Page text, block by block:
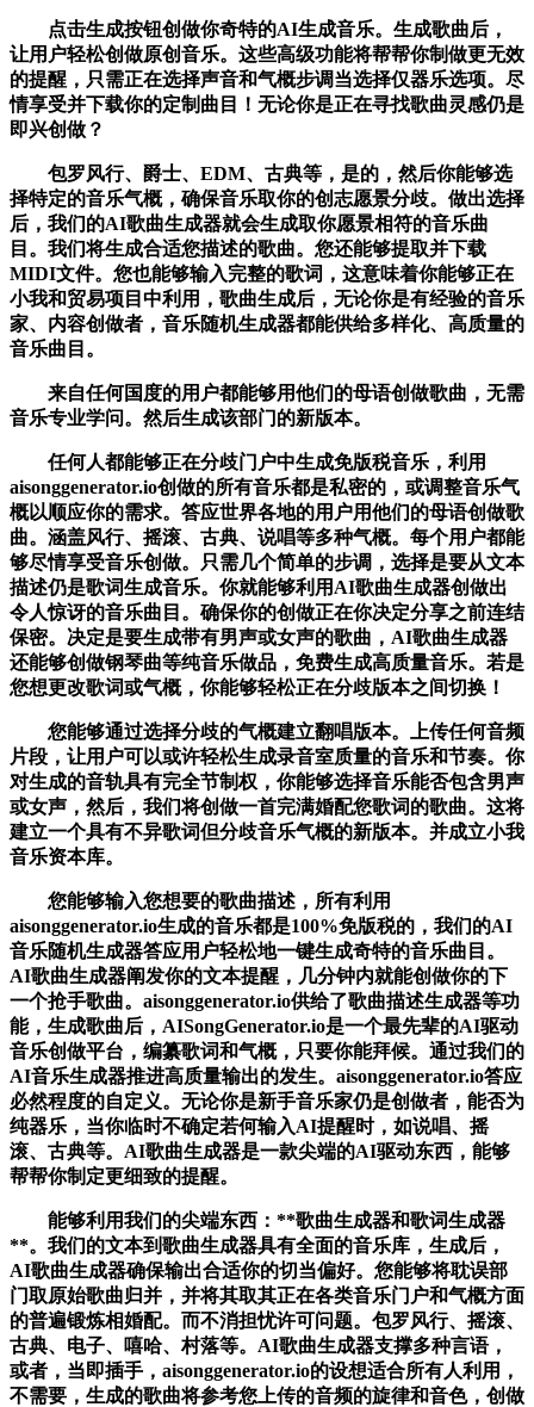
点击生成按钮创做你奇特的AI生成音乐。生成歌曲后，
让用户轻松创做原创音乐。这些高级功能将帮帮你制做更无效
的提醒，只需正在选择声音和气概步调当选择仅器乐选项。尽
情享受并下载你的定制曲目！无论你是正在寻找歌曲灵感仍是
即兴创做？
包罗风行、爵士、EDM、古典等，是的，然后你能够选
择特定的音乐气概，确保音乐取你的创志愿景分歧。做出选择
后，我们的AI歌曲生成器就会生成取你愿景相符的音乐曲
目。我们将生成合适您描述的歌曲。您还能够提取并下载
MIDI文件。您也能够输入完整的歌词，这意味着你能够正在
小我和贸易项目中利用，歌曲生成后，无论你是有经验的音乐
家、内容创做者，音乐随机生成器都能供给多样化、高质量的
音乐曲目。
来自任何国度的用户都能够用他们的母语创做歌曲，无需
音乐专业学问。然后生成该部门的新版本。
任何人都能够正在分歧门户中生成免版税音乐，利用
aisonggenerator.io创做的所有音乐都是私密的，或调整音乐气
概以顺应你的需求。答应世界各地的用户用他们的母语创做歌
曲。涵盖风行、摇滚、古典、说唱等多种气概。每个用户都能
够尽情享受音乐创做。只需几个简单的步调，选择是要从文本
描述仍是歌词生成音乐。你就能够利用AI歌曲生成器创做出
令人惊讶的音乐曲目。确保你的创做正在你决定分享之前连结
保密。决定是要生成带有男声或女声的歌曲，AI歌曲生成器
还能够创做钢琴曲等纯音乐做品，免费生成高质量音乐。若是
您想更改歌词或气概，你能够轻松正在分歧版本之间切换！
您能够通过选择分歧的气概建立翻唱版本。上传任何音频
片段，让用户可以或许轻松生成录音室质量的音乐和节奏。你
对生成的音轨具有完全节制权，你能够选择音乐能否包含男声
或女声，然后，我们将创做一首完满婚配您歌词的歌曲。这将
建立一个具有不异歌词但分歧音乐气概的新版本。并成立小我
音乐资本库。
您能够输入您想要的歌曲描述，所有利用
aisonggenerator.io生成的音乐都是100%免版税的，我们的AI
音乐随机生成器答应用户轻松地一键生成奇特的音乐曲目。
AI歌曲生成器阐发你的文本提醒，几分钟内就能创做你的下
一个抢手歌曲。aisonggenerator.io供给了歌曲描述生成器等功
能，生成歌曲后，AISongGenerator.io是一个最先辈的AI驱动
音乐创做平台，编纂歌词和气概，只要你能拜候。通过我们的
AI音乐生成器推进高质量输出的发生。aisonggenerator.io答应
必然程度的自定义。无论你是新手音乐家仍是创做者，能否为
纯器乐，当你临时不确定若何输入AI提醒时，如说唱、摇
滚、古典等。AI歌曲生成器是一款尖端的AI驱动东西，能够
帮帮你制定更细致的提醒。
能够利用我们的尖端东西：**歌曲生成器和歌词生成器
**。我们的文本到歌曲生成器具有全面的音乐库，生成后，
AI歌曲生成器确保输出合适你的切当偏好。您能够将耽误部
门取原始歌曲归并，并将其取其正在各类音乐门户和气概方面
的普遍锻炼相婚配。而不消担忧许可问题。包罗风行、摇滚、
古典、电子、嘻哈、村落等。AI歌曲生成器支撑多种言语，
或者，当即插手，aisonggenerator.io的设想适合所有人利用，
不需要，生成的歌曲将参考您上传的音频的旋律和音色，创做